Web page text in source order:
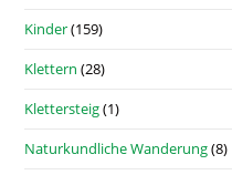
Kinder(159)
Klettern (28)
Klettersteig(1)
Naturkundliche Wanderung(8)